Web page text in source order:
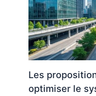
Les
optimiser le